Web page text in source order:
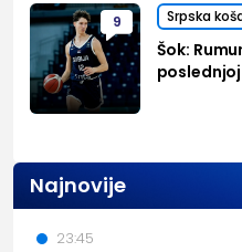
9 Srpska
Šok:
poslednjoj
Najnovije
23:45